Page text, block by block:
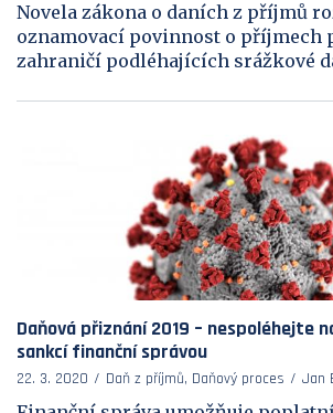
Novela zákona o daních z příjmů
oznamovací povinnost o příjmech
zahraničí podléhajících srážkové
Daňová přiznání 2019 – nespoléhejte
sankcí finanční správou
22. 3. 2020 Daň z příjmů, Daňový proces Jan